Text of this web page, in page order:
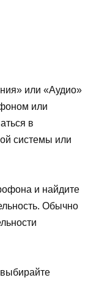
или «Аудио»
или
в
системы или
и найдите
Обычно